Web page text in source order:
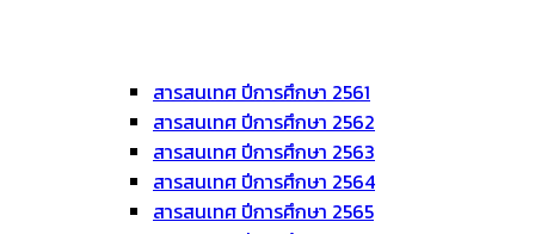
สารสนเทศ ปีการศึกษา 2561
สารสนเทศ ปีการศึกษา 2562
สารสนเทศ ปีการศึกษา 2563
สารสนเทศ ปีการศึกษา 2564
สารสนเทศ ปีการศึกษา 2565